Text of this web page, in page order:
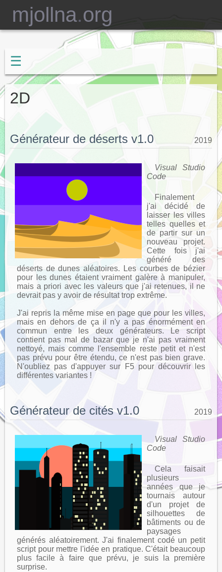
mjollna.org
☰
2D
Générateur de déserts v1.0 2019
Visual Studio
Code
Finalement
j'ai décidé de
laisser les villes
telles quelles et
de partir sur un
nouveau projet.
Cette fois j'ai
généré des
déserts de dunes aléatoires. Les courbes de bézier
pour les dunes étaient vraiment galère à manipuler,
mais a priori avec les valeurs que j'ai retenues, il ne
devrait pas y avoir de résultat trop extrême.
J'ai repris la même mise en page que pour les villes,
mais en dehors de ça il n'y a pas énormément en
commun entre les deux générateurs. Le script
contient pas mal de bazar que je n'ai pas vraiment
nettoyé, mais comme l'ensemble reste petit et n'est
pas prévu pour être étendu, ce n'est pas bien grave.
N'oubliez pas d'appuyer sur F5 pour découvrir les
différentes variantes !
Générateur de cités v1.0 2019
Visual Studio
Code
Cela faisait
plusieurs
années que je
tournais autour
d'un projet de
silhouettes de
bâtiments ou de
paysages
générés aléatoirement. J'ai finalement codé un petit
script pour mettre l'idée en pratique. C'était beaucoup
plus facile à faire que prévu, je suis la première
surprise.